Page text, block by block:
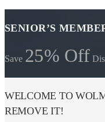
SENIOR’S
Save 25% Off
WELCOME TO
REMOVE IT!